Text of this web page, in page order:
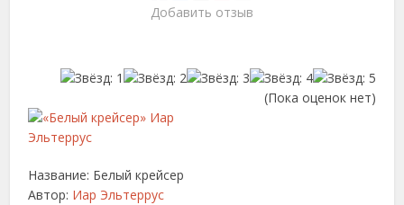
Добавить отзыв
(Пока оценок нет)
Название: Белый крейсер
Автор: Иар Эльтеррус